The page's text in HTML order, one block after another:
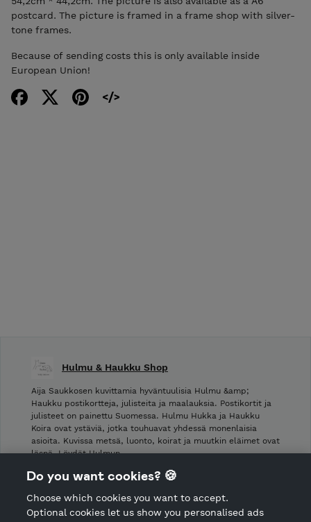
postcard. The picture is framed in a frame shop with silver-
tone frames.
Because of sending costs this is only available inside
European Union!
Hulmu & Haukku Shop
Aija Saukkosen kuvittamia hyväntuulisia Hulmu &amp;
Haukku postikortteja, julisteita ja maalauksia. Postikortit ja
julisteet on painettu Suomessa. Hulmu Hukka ja Haukku
Koira ovat ystäviä, jotka touhuavat yhdessä monenlaisia
asioita. Kuvissa metsä, luonto, koirat ja muutkin eläimet ovat
läsnä. Löydät Hulmun …
Shop Terms and Conditions
CANCEL ORDER
Do you want cookies? 🍪
Choose which cookies you want to accept.
Optional cookies let us show you personalised ads